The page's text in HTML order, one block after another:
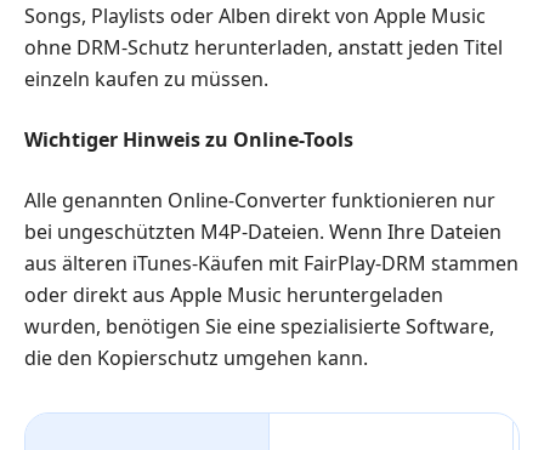
Songs, Playlists oder Alben direkt von Apple Music
ohne DRM-Schutz herunterladen, anstatt jeden Titel
einzeln kaufen zu müssen.
Wichtiger Hinweis zu Online-Tools
Alle genannten Online-Converter funktionieren nur
bei ungeschützten M4P-Dateien. Wenn Ihre Dateien
aus älteren iTunes-Käufen mit FairPlay-DRM stammen
oder direkt aus Apple Music heruntergeladen
wurden, benötigen Sie eine spezialisierte Software,
die den Kopierschutz umgehen kann.